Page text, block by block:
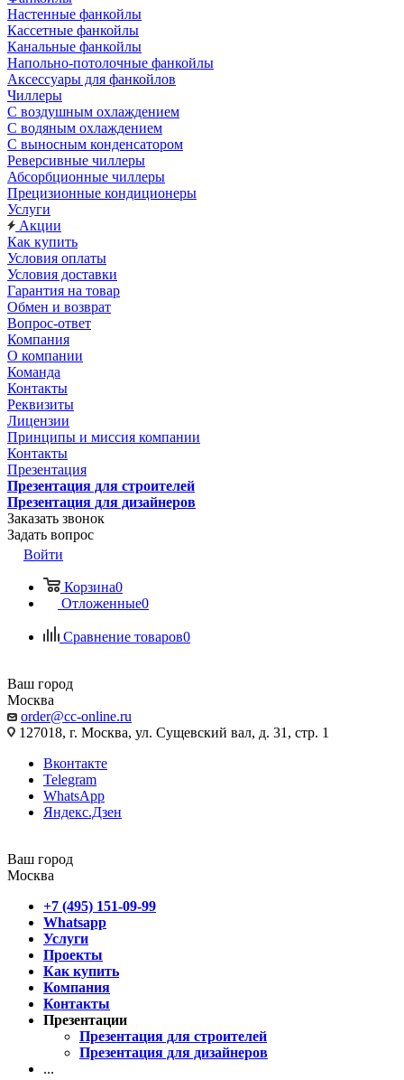
Настенные фанкойлы
Кассетные фанкойлы
Канальные фанкойлы
Напольно-потолочные фанкойлы
Аксессуары для фанкойлов
Чиллеры
С воздушным охлаждением
С водяным охлаждением
С выносным конденсатором
Реверсивные чиллеры
Абсорбционные чиллеры
Прецизионные кондиционеры
Услуги
Акции
Как купить
Условия оплаты
Условия доставки
Гарантия на товар
Обмен и возврат
Вопрос-ответ
Компания
О компании
Команда
Контакты
Реквизиты
Лицензии
Принципы и миссия компании
Контакты
Презентация
Презентация для строителей
Презентация для дизайнеров
Заказать звонок
Задать вопрос
Войти
Корзина0
Отложенные0
Сравнение товаров0
Ваш город
Москва
order@cc-online.ru
127018, г. Москва, ул. Сущевский вал, д. 31, стр. 1
Вконтакте
Telegram
WhatsApp
Яндекс.Дзен
Ваш город
Москва
+7 (495) 151-09-99
Whatsapp
Услуги
Проекты
Как купить
Компания
Контакты
Презентации
Презентация для строителей
Презентация для дизайнеров
...